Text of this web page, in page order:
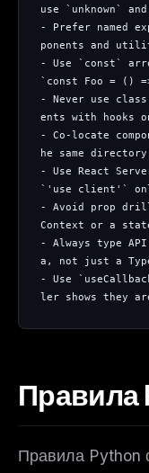
use `unknown`
- Prefer named
ponents and
- Use `const`
`const Foo = ()
- Never use class
ents with hooks
- Co-locate
he same
- Use React
`'use client'`
- Avoid prop
Context or a
- Always type API
a, not just a
- Use
ler shows they
Правила
Правила Python